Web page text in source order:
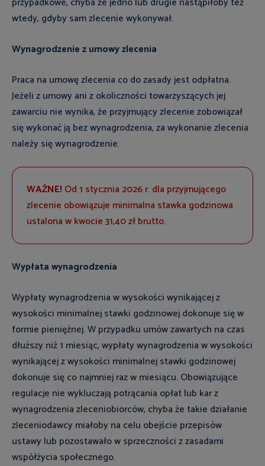
wtedy, gdyby sam zlecenie wykonywał.
Wynagrodzenie z umowy zlecenia
Praca na umowę zlecenia co do zasady jest odpłatna.
Jeżeli z umowy ani z okoliczności towarzyszących jej
zawarciu nie wynika, że przyjmujący zlecenie zobowiązał
się wykonać ją bez wynagrodzenia, za wykonanie zlecenia
należy się wynagrodzenie.
WAŻNE! Od 1 stycznia 2026 r. dla przyjmującego
zlecenie obowiązuje minimalna stawka godzinowa
ustalona w kwocie 31,40 zł brutto.
Wypłata wynagrodzenia
Wypłaty wynagrodzenia w wysokości wynikającej z
wysokości minimalnej stawki godzinowej dokonuje się w
formie pieniężnej. W przypadku umów zawartych na czas
dłuższy niż 1 miesiąc, wypłaty wynagrodzenia w wysokości
wynikającej z wysokości minimalnej stawki godzinowej
dokonuje się co najmniej raz w miesiącu. Obowiązujące
regulacje nie wykluczają potrącania opłat lub kar z
wynagrodzenia zleceniobiorców, chyba że takie działanie
zleceniodawcy miałoby na celu obejście przepisów
ustawy lub pozostawało w sprzeczności z zasadami
współżycia społecznego.